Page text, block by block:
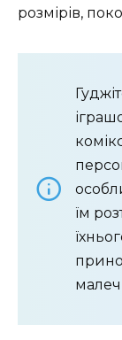
розмірів,
їм